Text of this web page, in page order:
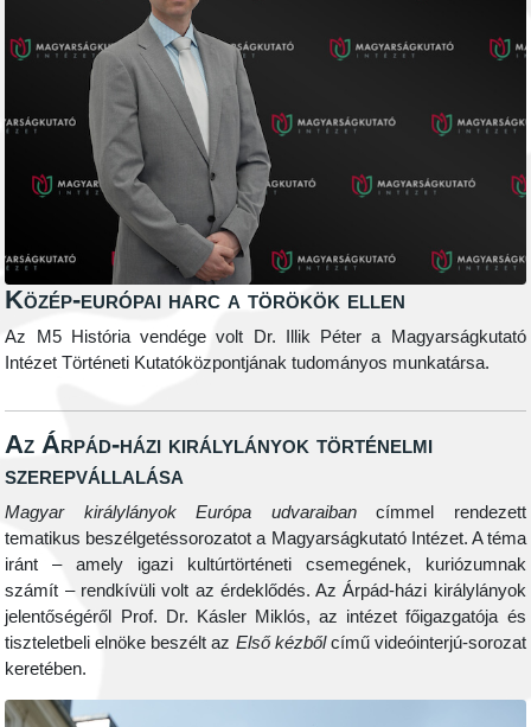
Közép-európai harc a törökök ellen
Az M5 História vendége volt Dr. Illik Péter a Magyarságkutató
Intézet Történeti Kutatóközpontjának tudományos munkatársa.
Az Árpád-házi királylányok történelmi
szerepvállalása
Magyar királylányok Európa udvaraibancímmel rendezett
tematikus beszélgetéssorozatot a Magyarságkutató Intézet. A téma
iránt – amely igazi kultúrtörténeti csemegének, kuriózumnak
számít – rendkívüli volt az érdeklődés. Az Árpád-házi királylányok
jelentőségéről Prof. Dr. Kásler Miklós, az intézet főigazgatója és
tiszteletbeli elnöke beszélt az Első kézbőlcímű videóinterjú-sorozat
keretében.